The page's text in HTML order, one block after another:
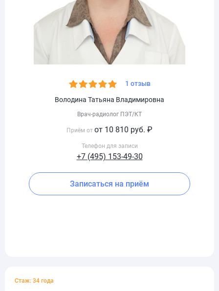
1 отзыв
Володина Татьяна Владимировна
Врач-радиолог ПЭТ/КТ
Приём от от 10 810 руб. ₽
Телефон для записи
+7 (495) 153-49-30
Записаться на приём
Стаж: 34 года